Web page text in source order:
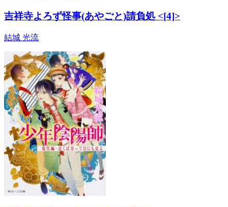
吉祥寺よろず怪事(あやごと)請負処 <[4]>
結城 光流